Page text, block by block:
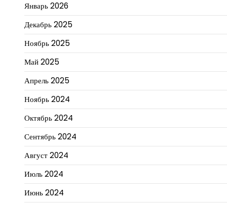
Январь 2026
Декабрь 2025
Ноябрь 2025
Май 2025
Апрель 2025
Ноябрь 2024
Октябрь 2024
Сентябрь 2024
Август 2024
Июль 2024
Июнь 2024